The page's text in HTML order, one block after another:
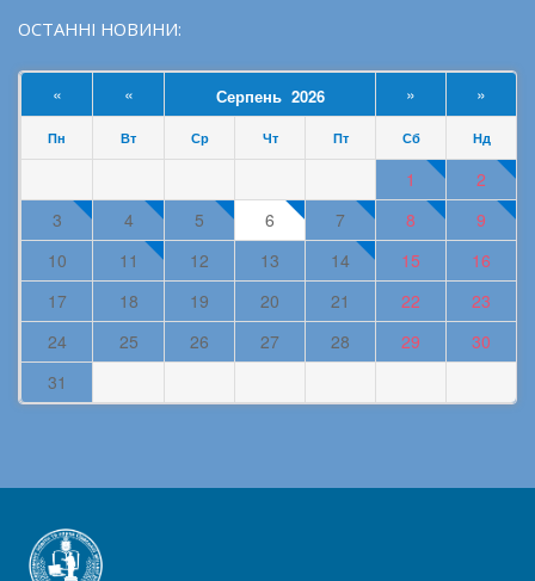
ОСТАННІ НОВИНИ:
« « Серпень 2026 » »
Пн Вт Ср Чт Пт Сб Нд
1
2
3
4 5 6 7 8
9
10
11 12 13 14 15
16
17
18 19 20 21 22
23
24
25 26 27 28 29
30
31